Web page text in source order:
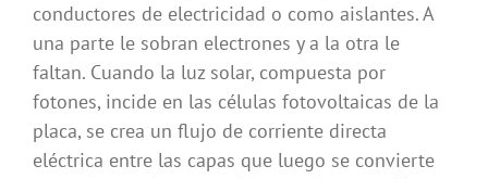
conductores de electricidad o como aislantes. A
una parte le sobran electrones y a la otra le
faltan. Cuando la luz solar, compuesta por
fotones, incide en las células fotovoltaicas de la
placa, se crea un flujo de corriente directa
eléctrica entre las capas que luego se convierte